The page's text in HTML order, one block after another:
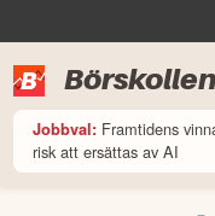
Börskollen
Jobbval: Framtidens
risk att ersättas av AI